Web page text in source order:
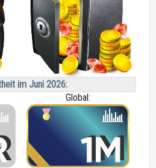
im Juni 2026:
Global: